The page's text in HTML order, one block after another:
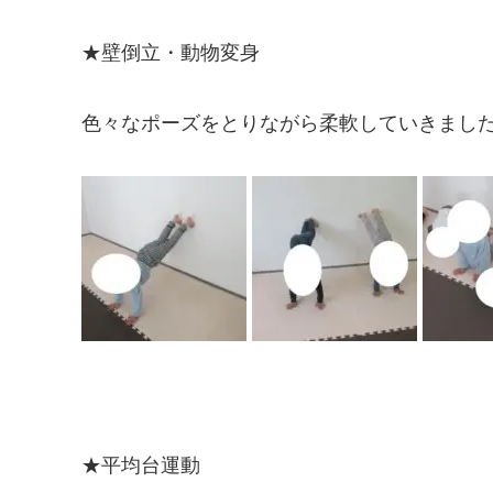
★壁倒立・動物変身
色々なポーズをとりながら柔軟していきまし
★平均台運動